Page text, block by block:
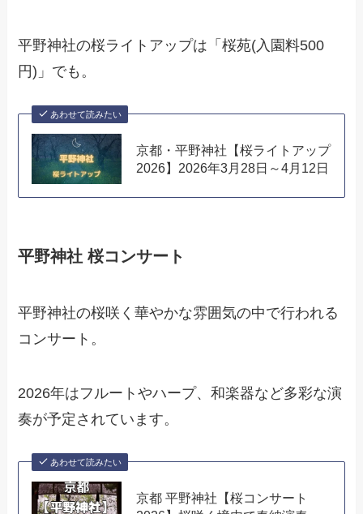
平野神社の桜ライトアップは「桜苑(入園料500
円)」でも。
あわせて読みたい
京都・平野神社【桜ライトアップ
2026】2026年3月28日～4月12日
平野神社 桜コンサート
平野神社の桜咲く華やかな雰囲気の中で行われる
コンサート。
2026年はフルートやハープ、和楽器など多彩な演
奏が予定されています。
あわせて読みたい
京都 平野神社【桜コンサート